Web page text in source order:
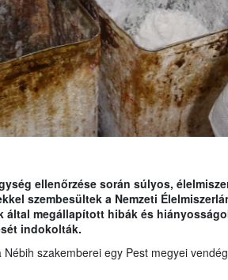
ellenőrzése során súlyos,
szembesültek a Nemzeti
által megállapított hibák és
indokolták.
szakemberei egy Pest megyei